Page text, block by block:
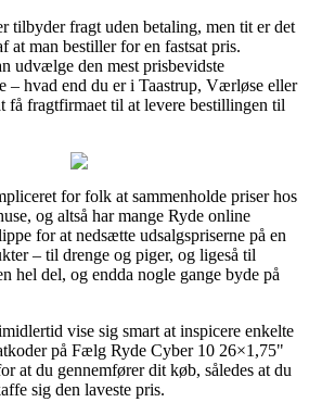
tilbyder fragt uden betaling, men tit er det
at man bestiller for en fastsat pris.
udvælge den mest prisbevidste
– hvad end du er i Taastrup, Værløse eller
få fragtfirmaet til at levere bestillingen til
for folk at sammenholde priser hos
og altså har mange Ryde online
for at nedsætte udsalgspriserne på en
– til drenge og piger, og ligeså til
hel del, og endda nogle gange byde på
vise sig smart at inspicere enkelte
på Fælg Ryde Cyber 10 26×1,75"
at du gennemfører dit køb, således at du
sig den laveste pris.